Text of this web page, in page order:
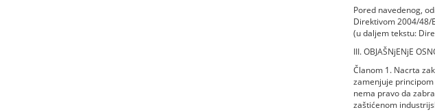
Pored navedenog,
Direktivom 2004/48/
(u daljem tekstu:
III. OBJAŠNjENjE
Članom 1. Nacrta
zamenjuje
nema pravo da
zaštićenom